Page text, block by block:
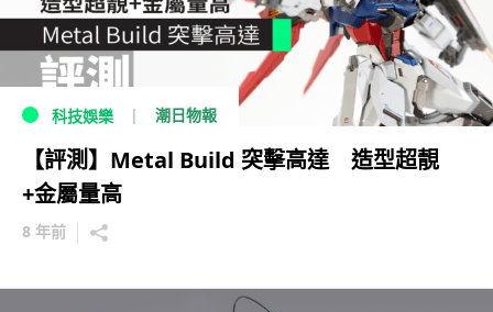
科技娛樂 潮日物報
【評測】Metal Build 突擊高達 造型超靚
+金屬量高
8 年前